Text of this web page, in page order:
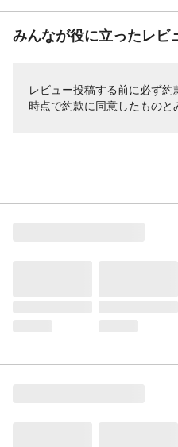
みんなが役に立ったレビ
レビュー投稿する前に必ず約
時点で約款に同意したものと